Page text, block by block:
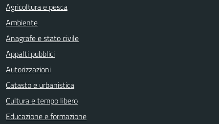
Agricoltura e pesca
Ambiente
Anagrafe e stato civile
Appalti pubblici
Autorizzazioni
Catasto e urbanistica
Cultura e tempo libero
Educazione e formazione